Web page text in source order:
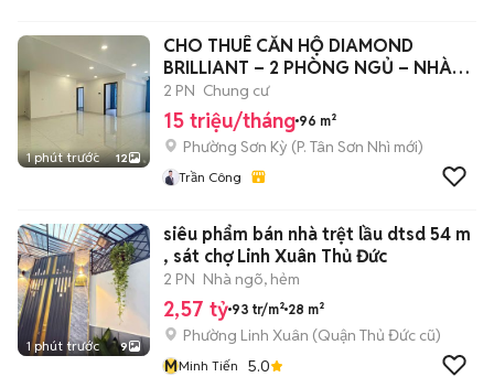
1 phút trước 12
CHO THUÊ CĂN HỘ DIAMOND
BRILLIANT – 2 PHÒNG NGỦ – NHÀ
ĐẸP
2 PN Chung cư
15 triệu/tháng 96 m²
Phường Sơn Kỳ (P. Tân Sơn Nhì mới)
Trần Công
1 phút trước 9
siêu phẩm bán nhà trệt lầu dtsd 54 m
, sát chợ Linh Xuân Thủ Đức
2 PN Nhà ngõ, hẻm
2,57 tỷ 93 tr/m² 28 m²
Phường Linh Xuân (Quận Thủ Đức cũ)
MMinh Tiến 5.0